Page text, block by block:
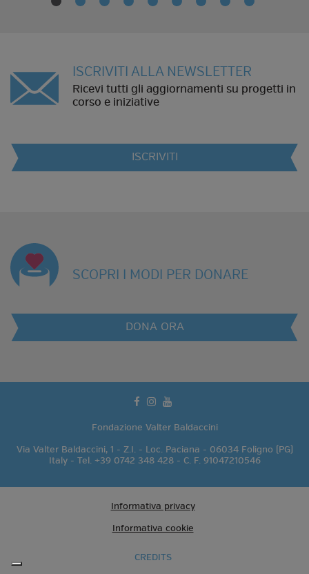
ISCRIVITI ALLA NEWSLETTER
Ricevi tutti gli aggiornamenti su progetti in
corso e iniziative
ISCRIVITI
SCOPRI I MODI PER DONARE
DONA ORA
facebook
instagram
youtube
Fondazione Valter Baldaccini
Via Valter Baldaccini, 1 - Z.I. - Loc. Paciana - 06034 Foligno (PG)
Italy - Tel. +39 0742 348 428 - C. F. 91047210546
Informativa privacy
Informativa cookie
CREDITS